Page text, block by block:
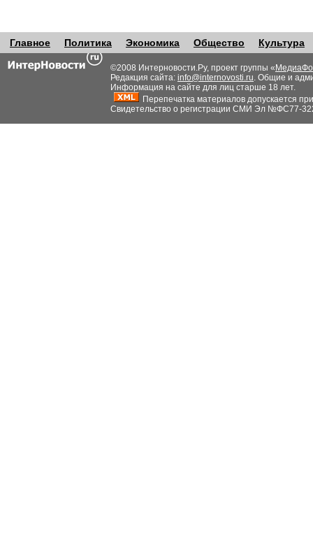
Главное Политика Экономика Общество Культура
©2008 Интерновости.Ру, проект группы «
Редакция сайта: info@internovosti.ru. Общие и
Информация на сайте для лиц старше 18 лет.
Перепечатка материалов допускается
Свидетельство о регистрации СМИ Эл №ФС77-